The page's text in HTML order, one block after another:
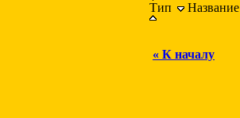
Тип
Название
« К началу